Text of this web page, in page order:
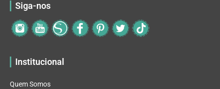
Siga-nos
Institucional
Quem Somos